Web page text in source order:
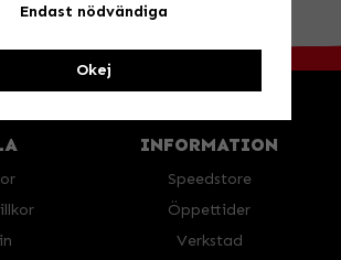
INFORMATION
Speedstore
Öppettider
Verkstad
Endast nödvändiga
Okej